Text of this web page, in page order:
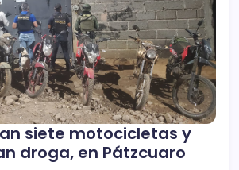
siete motocicletas y
droga, en Pátzcuaro